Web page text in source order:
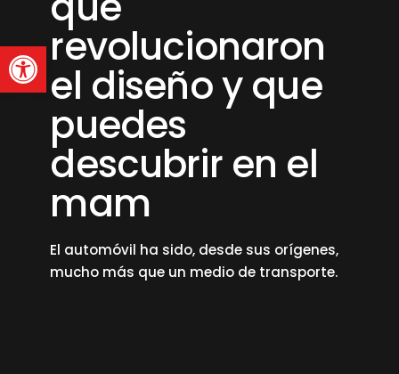
Abrir barra de
revolucionaron
el diseño y que
puedes
descubrir en el
mam
El automóvil ha sido, desde sus orígenes,
mucho más que un medio de transporte.